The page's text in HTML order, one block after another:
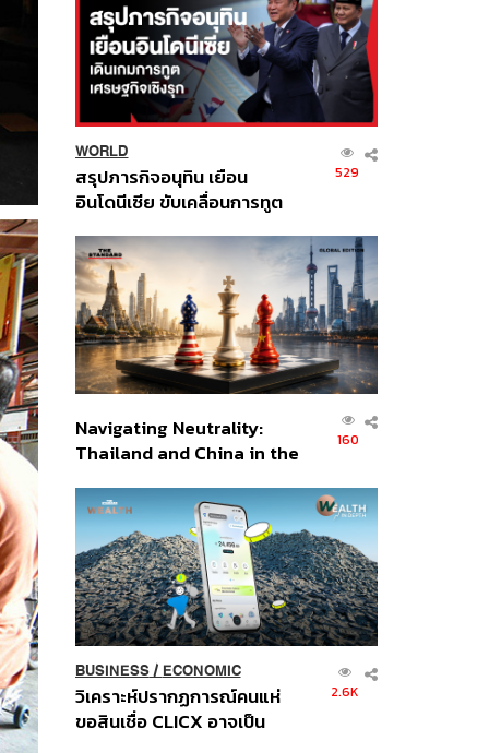
WORLD
สรุปภารกิจอนุทิน เยือน
อินโดนีเซีย ขับเคลื่อนการทูต
ส่วนยุทธศาสตร์ไทย –
อินโดนีเซีย
529
Navigating Neutrality:
Thailand and China in the
Order
160
BUSINESS/ ECONOMIC
วิเคราะห์ปรากฏการณ์คนแห่
ขอสินเชื่อ CLICX อาจเป็น
2.6K